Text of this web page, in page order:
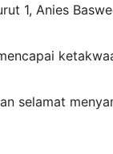
1, Anies
selamat